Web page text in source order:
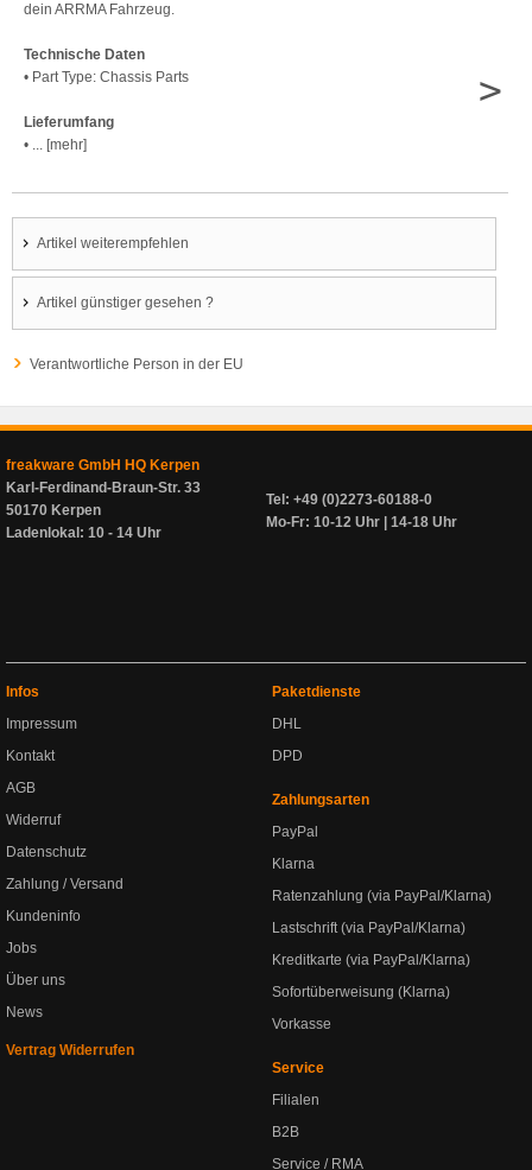
dein ARRMA Fahrzeug.
Technische Daten
• Part Type: Chassis Parts
Lieferumfang
• ... [mehr]
>
Artikel weiterempfehlen
Artikel günstiger gesehen ?
Verantwortliche Person in der EU
freakware GmbH HQ Kerpen
Karl-Ferdinand-Braun-Str. 33
50170 Kerpen
Ladenlokal: 10 - 14 Uhr
Tel: +49 (0)2273-60188-0
Mo-Fr: 10-12 Uhr | 14-18 Uhr
Infos
Impressum
Kontakt
AGB
Widerruf
Datenschutz
Zahlung / Versand
Kundeninfo
Jobs
Über uns
News
Vertrag Widerrufen
Paketdienste
DHL
DPD
Zahlungsarten
PayPal
Klarna
Ratenzahlung (via PayPal/Klarna)
Lastschrift (via PayPal/Klarna)
Kreditkarte (via PayPal/Klarna)
Sofortüberweisung (Klarna)
Vorkasse
Service
Filialen
B2B
Service / RMA